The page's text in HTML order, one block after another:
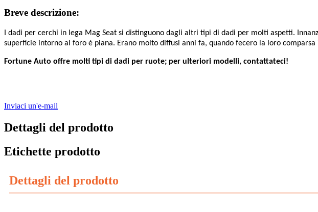
Breve descrizione:
I dadi per cerchi in lega Mag Seat si distinguono dagli altri tipi di dadi per molti aspetti.
superficie intorno al foro è piana. Erano molto diffusi anni fa, quando fecero la loro
Fortune Auto offre molti tipi di dadi per ruote; per ulteriori modelli, contattateci!
Inviaci un'e-mail
Dettagli del prodotto
Etichette prodotto
Dettagli del prodotto